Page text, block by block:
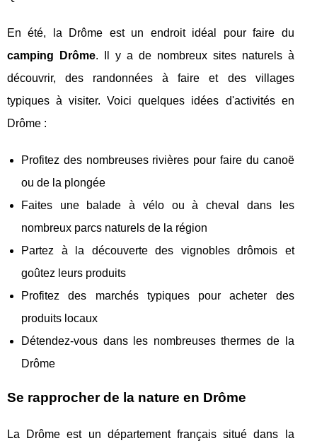
En été, la Drôme est un endroit idéal pour faire du
camping Drôme. Il y a de nombreux sites naturels à
découvrir, des randonnées à faire et des villages
typiques à visiter. Voici quelques idées d'activités en
Drôme :
Profitez des nombreuses rivières pour faire du canoë
ou de la plongée
Faites une balade à vélo ou à cheval dans les
nombreux parcs naturels de la région
Partez à la découverte des vignobles drômois et
goûtez leurs produits
Profitez des marchés typiques pour acheter des
produits locaux
Détendez-vous dans les nombreuses thermes de la
Drôme
Se rapprocher de la nature en Drôme
La Drôme est un département français situé dans la